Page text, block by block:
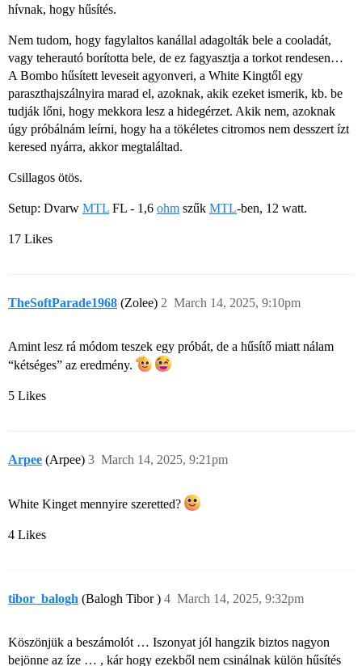
hívnak, hogy hűsítés.
Nem tudom, hogy fagylaltos kanállal adagolták bele a cooladát,
vagy teherautó borította bele, de ez fagyasztja a torkot rendesen…
A Bombo hűsített leveseit agyonveri, a White Kingtől egy
paraszthajszálnyira marad el, azoknak, akik ezeket ismerik, kb. be
tudják lőni, hogy mekkora lesz a hidegérzet. Akik nem, azoknak
úgy próbálnám leírni, hogy ha a tökéletes citromos nem desszert ízt
keresed nyárra, akkor megtaláltad.
Csillagos ötös.
Setup: Dvarw MTL FL - 1,6 ohm szűk MTL-ben, 12 watt.
17 Likes
TheSoftParade1968 (Zolee) March 14, 2025, 9:10pm
2
Amint lesz rá módom teszek egy próbát, de a hűsítő miatt nálam
“kétséges” az eredmény.
5 Likes
Arpee (Arpee) March 14, 2025, 9:21pm
3
White Kinget mennyire szeretted?
4 Likes
tibor_balogh (Balogh Tibor ) March 14, 2025, 9:32pm
4
Köszönjük a beszámolót … Iszonyat jól hangzik biztos nagyon
bejönne az íze … , kár hogy ezekből nem csinálnak külön hűsítés